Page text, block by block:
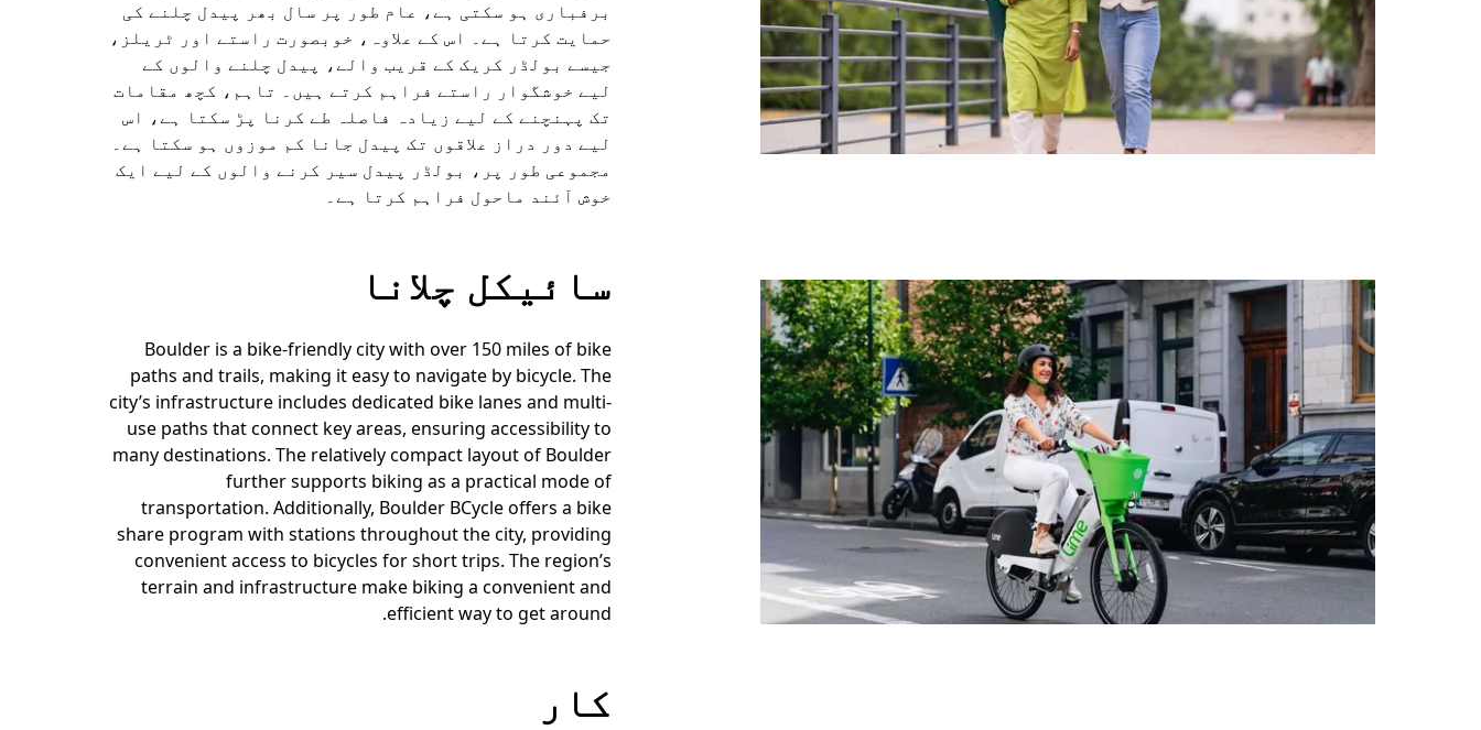
برفباری ہو سکتی ہے، عام طور پر سال بھر پیدل چلنے کی
حمایت کرتا ہے۔ اس کے علاوہ، خوبصورت راستے اور ٹریلز،
جیسے بولڈر کریک کے قریب والے، پیدل چلنے والوں کے
لیے خوشگوار راستے فراہم کرتے ہیں۔ تاہم، کچھ مقامات
تک پہنچنے کے لیے زیادہ فاصلہ طے کرنا پڑ سکتا ہے، اس
لیے دور دراز علاقوں تک پیدل جانا کم موزوں ہو سکتا ہے۔
مجموعی طور پر، بولڈر پیدل سیر کرنے والوں کے لیے ایک
خوش آئند ماحول فراہم کرتا ہے۔
سائیکل چلانا
Boulder is a bike-friendly city with over 150 miles of bike
paths and trails, making it easy to navigate by bicycle. The
city’s infrastructure includes dedicated bike lanes and multi-
use paths that connect key areas, ensuring accessibility to
many destinations. The relatively compact layout of Boulder
further supports biking as a practical mode of
transportation. Additionally, Boulder BCycle offers a bike
share program with stations throughout the city, providing
convenient access to bicycles for short trips. The region’s
terrain and infrastructure make biking a convenient and
efficient way to get around.
کار